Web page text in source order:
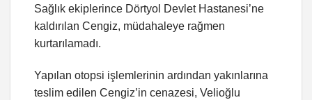
Sağlık ekiplerince Dörtyol Devlet Hastanesi’ne
kaldırılan Cengiz, müdahaleye rağmen
kurtarılamadı.
Yapılan otopsi işlemlerinin ardından yakınlarına
teslim edilen Cengiz’in cenazesi, Velioğlu